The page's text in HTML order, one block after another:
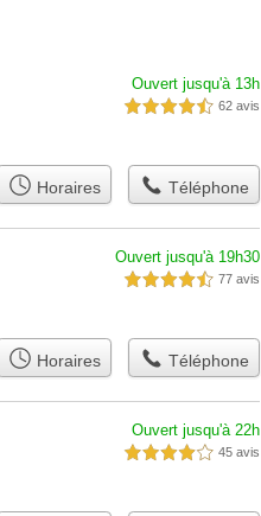
Ouvert jusqu'à 13h
4,5 étoiles sur 5 62 avis
Horaires Téléphone
Ouvert jusqu'à 19h30
4,5 étoiles sur 5 77 avis
Horaires Téléphone
Ouvert jusqu'à 22h
4,0 étoiles sur 5 45 avis